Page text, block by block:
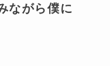
ながら僕に